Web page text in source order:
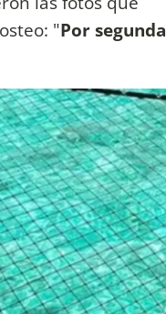
"Por segunda